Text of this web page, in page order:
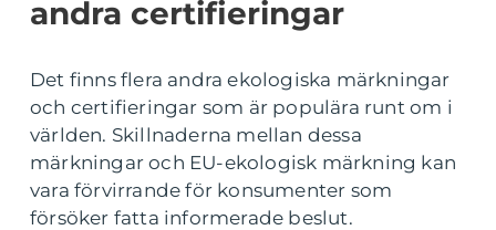
andra certifieringar
Det finns flera andra ekologiska märkningar
och certifieringar som är populära runt om i
världen. Skillnaderna mellan dessa
märkningar och EU-ekologisk märkning kan
vara förvirrande för konsumenter som
försöker fatta informerade beslut.